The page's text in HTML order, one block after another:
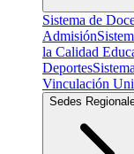
Sistema de
Admisión
la Calidad
Deportes
Vinculación
Sedes